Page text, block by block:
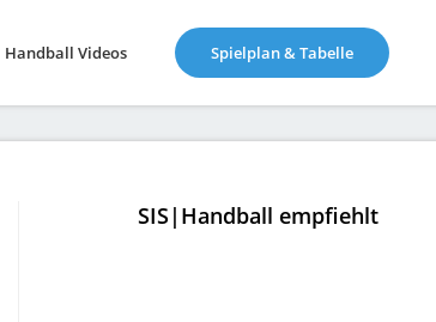
Handball Videos Spielplan & Tabelle(current)
SIS|Handball empfiehlt